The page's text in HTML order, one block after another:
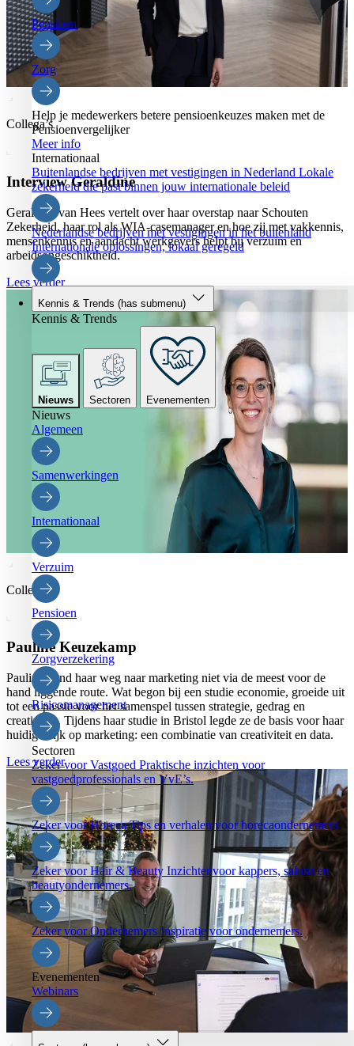
Pensioen
Zorg
Help je medewerkers betere pensioenkeuzes maken met de
Pensioenvergelijker
Meer info
Internationaal
Buitenlandse bedrijven met vestigingen in Nederland Lokale
zekerheid die past binnen jouw internationale beleid
Nederlandse bedrijven met vestigingen in het buitenland
Internationale oplossingen, lokaal geregeld
Kennis & Trends (has submenu)
Kennis & Trends
Nieuws Sectoren Evenementen
Nieuws
Algemeen
Samenwerkingen
Internationaal
Verzuim
Pensioen
Zorgverzekering
Risicomanagement
Sectoren
Zeker voor Vastgoed Praktische inzichten voor
vastgoedprofessionals en VvE’s.
Zeker voor HorecaTips en verhalen voor horecaondernemers
Zeker voor Hair & Beauty Inzichtenvoor kappers, salons en
beautyondernemers.
Zeker voor Ondernemers Inspiratie voor ondernemers.
Evenementen
Webinars
Collega’s
Interview Geraldine
Geraldine van Hees vertelt over haar overstap naar Schouten
Zekerheid, haar rol als WIA-casemanager en hoe zij met vakkennis,
mensenkennis en aandacht werkgevers helpt bij verzuim en
arbeidsongeschiktheid.
Lees verder
Collega’s
Pauline Keuzekamp
Pauline vond haar weg naar marketing niet via de meest voor de
hand liggende route. Wat begon bij een studie economie, groeide uit
tot een passie voor het samenspel tussen strategie, gedrag en
creativiteit. Tijdens haar studie in Bristol legde ze de basis voor haar
huidige kijk op marketing: een combinatie van creativiteit en data.
Lees verder